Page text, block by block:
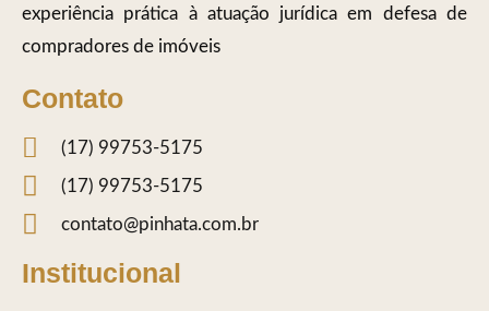
experiência prática à atuação jurídica em defesa de
compradores de imóveis
Contato
(17) 99753-5175
(17) 99753-5175
contato@pinhata.com.br
Institucional